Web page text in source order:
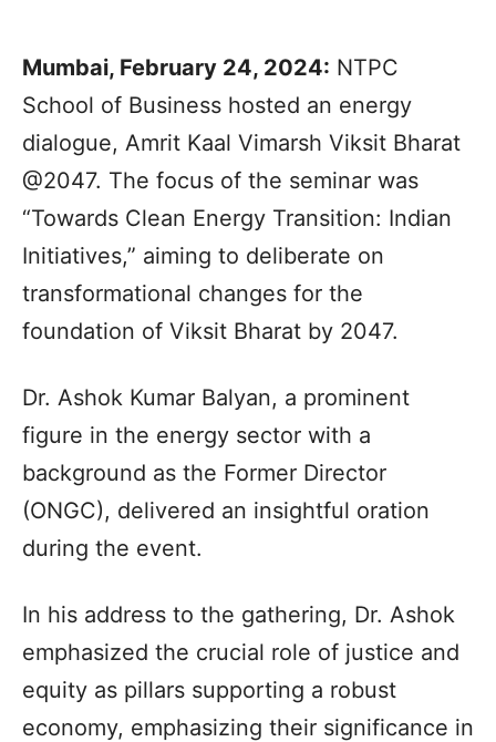
Mumbai, February 24, 2024: NTPC
School of Business hosted an energy
dialogue, Amrit Kaal Vimarsh Viksit Bharat
@2047. The focus of the seminar was
“Towards Clean Energy Transition: Indian
Initiatives,” aiming to deliberate on
transformational changes for the
foundation of Viksit Bharat by 2047.
Dr. Ashok Kumar Balyan, a prominent
figure in the energy sector with a
background as the Former Director
(ONGC), delivered an insightful oration
during the event.
In his address to the gathering, Dr. Ashok
emphasized the crucial role of justice and
equity as pillars supporting a robust
economy, emphasizing their significance in